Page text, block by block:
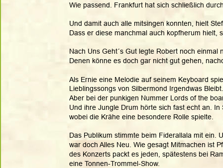
Wie passend. Frankfurt hat sich schließlich
Und damit auch alle mitsingen konnten, hielt
Dass er diese manchmal auch kopfherum
Nach Uns Geht´s Gut legte Robert noch
Denen könne es doch gar nicht gut gehen,
Als Ernie eine Melodie auf seinem Keyboard
Lieblingssongs von Silbermond Irgendwas
Aber bei der punkigen Nummer Lords of the
Und ihre Jungle Drum hörte sich fast echt an.
wobei die Krähe eine besondere Rolle spielte.
Das Publikum stimmte beim Fiderallala mit ein.
war doch Alles Neu. Wie gesagt Mitmachen ist
des Konzerts packt es jeden, spätestens bei
eine Tonnen-Trommel-Show.